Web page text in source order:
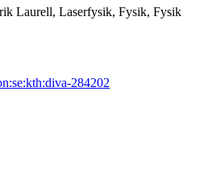
Laurell, Laserfysik, Fysik, Fysik
284202